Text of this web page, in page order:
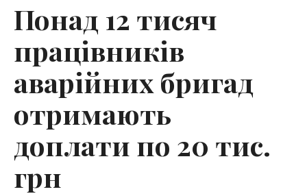
Понад 12 тисяч
працівників
аварійних бригад
отримають
доплати по 20 тис.
грн